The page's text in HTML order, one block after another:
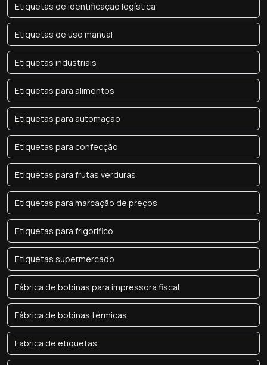
Etiquetas de identificação logística
Etiquetas de uso manual
Etiquetas industriais
Etiquetas para alimentos
Etiquetas para automação
Etiquetas para confecção
Etiquetas para frutas verduras
Etiquetas para marcação de preços
Etiquetas para frigorifico
Etiquetas supermercado
Fábrica de bobinas para impressora fiscal
Fábrica de bobinas térmicas
Fabrica de etiquetas